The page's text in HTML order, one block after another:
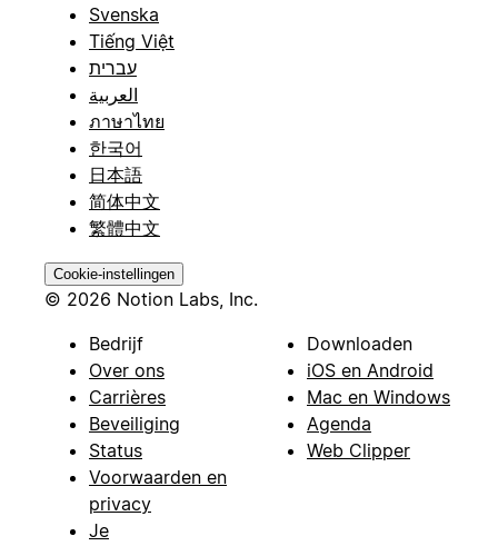
Svenska
Tiếng Việt
עברית
العربية
ภาษาไทย
한국어
日本語
简体中文
繁體中文
Cookie-instellingen
© 2026 Notion Labs, Inc.
Bedrijf
Over ons
Carrières
Beveiliging
Status
Voorwaarden en
privacy
Je
Downloaden
iOS en Android
Mac en Windows
Agenda
Web Clipper